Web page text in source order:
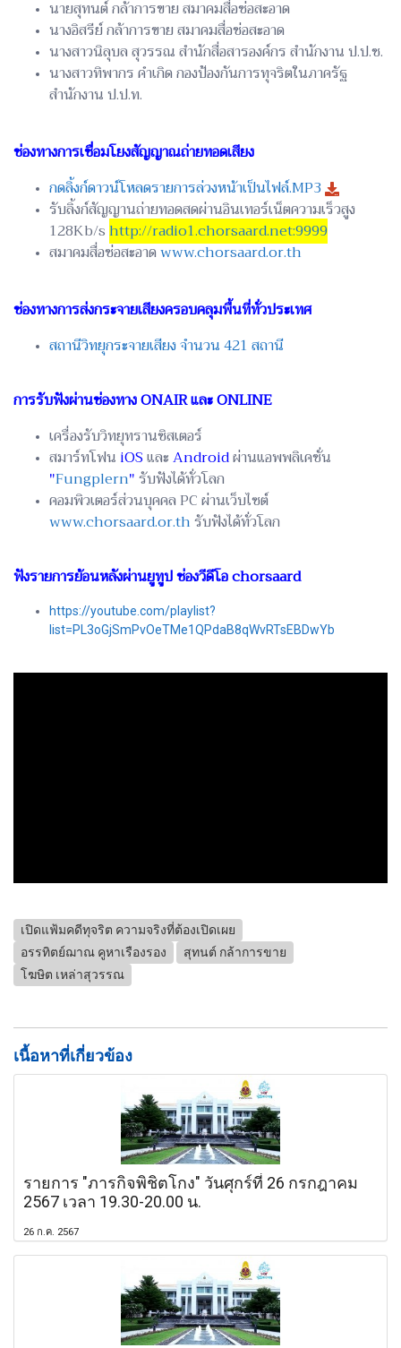
นายสุทนต์ กล้าการขาย สมาคมสื่อช่อสะอาด
นางอิสรีย์ กล้าการขาย สมาคมสื่อช่อสะอาด
นางสาวนิลุบล สุวรรณ สำนักสื่อสารองค์กร สำนักงาน ป.ป.ช.
นางสาวทิพากร คำเกิด กองป้องกันการทุจริตในภาครัฐ
สำนักงาน ป.ป.ท.
ช่องทางการเชื่อมโยงสัญญาณถ่ายทอดเสียง
กดลิ้งก์ดาวน์โหลดรายการล่วงหน้าเป็นไฟล์.MP3
รับลิ้งก์สัญญานถ่ายทอดสดผ่านอินเทอร์เน็ตความเร็วสูง
128Kb/shttp://radio1.chorsaard.net:9999
สมาคมสื่อช่อสะอาดwww.chorsaard.or.th
ช่องทางการส่งกระจายเสียงครอบคลุมพื้นที่ทั่วประเทศ
สถานีวิทยุกระจายเสียง จำนวน 421 สถานี
การรับฟังผ่านช่องทาง ONAIR และ ONLINE
เครื่องรับวิทยุทรานซิสเตอร์
สมาร์ทโฟน iOSและAndroidผ่านแอพพลิเคชั่น
"Fungplern"รับฟังได้ทั่วโลก
คอมพิวเตอร์ส่วนบุคคล PC ผ่านเว็บไซต์
www.chorsaard.or.thรับฟังได้ทั่วโลก
ฟังรายการย้อนหลังผ่านยูทูป ช่องวีดีโอ chorsaard
https://youtube.com/playlist?
list=PL3oGjSmPvOeTMe1QPdaB8qWvRTsEBDwYb
เปิดแฟ้มคดีทุจริต ความจริงที่ต้องเปิดเผย
อรรทิตย์ฌาณ คูหาเรืองรอง
สุทนต์ กล้าการขาย
โฆษิต เหล่าสุวรรณ
เนื้อหาที่เกี่ยวข้อง
รายการ "ภารกิจพิชิตโกง" วันศุกร์ที่ 26 กรกฎาคม
2567 เวลา 19.30-20.00 น.
26 ก.ค. 2567